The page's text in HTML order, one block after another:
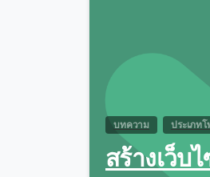
บทความ ประเภท
สร้างเว็บ